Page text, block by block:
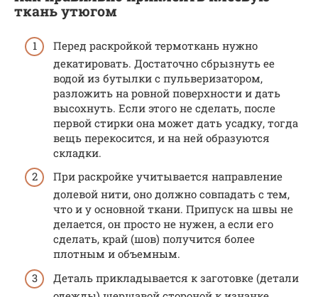
ткань утюгом
Перед раскройкой термоткань нужно
декатировать. Достаточно сбрызнуть ее
водой из бутылки с пульверизатором,
разложить на ровной поверхности и дать
высохнуть. Если этого не сделать, после
первой стирки она может дать усадку, тогда
вещь перекосится, и на ней образуются
складки.
При раскройке учитывается направление
долевой нити, оно должно совпадать с тем,
что и у основной ткани. Припуск на швы не
делается, он просто не нужен, а если его
сделать, край (шов) получится более
плотным и объемным.
Деталь прикладывается к заготовке (детали